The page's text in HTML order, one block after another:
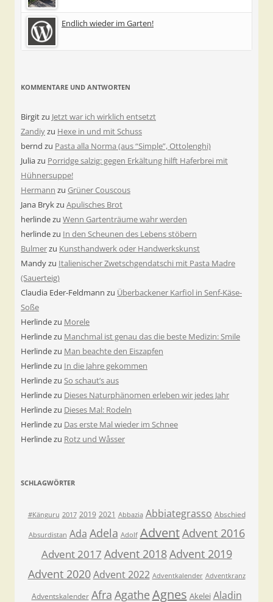
Endlich wieder im Garten!
KOMMENTARE UND ANTWORTEN
Birgitzu Jetzt war ich wirklich entsetzt
Zandiyzu Hexe in und mit Schuss
bernd zu Pasta alla Norma (aus “Simple”, Ottolenghi)
Juliazu Porridge salzig: gegen Erkältung hilft Haferbrei mit
Hühnersuppe!
Hermann zu Grüner Couscous
Jana Brykzu Apulisches Brot
herlindezu Wenn Gartenträume wahr werden
herlindezu In den Scheunen des Lebens stöbern
Bulmerzu Kunsthandwerk oder Handwerkskunst
Mandyzu Italienischer Zwetschgendatschi mit Pasta Madre
(Sauerteig)
Claudia Eder-Feldmann zu Überbackener Karfiol in Senf-Käse-
Soße
Herlindezu Morele
Herlindezu Manchmal ist genau das die beste Medizin: Smile
Herlindezu Man beachte den Eiszapfen
Herlindezu In die Jahre gekommen
Herlindezu So schaut’s aus
Herlindezu Dieses Naturphänomen erleben wir jedes Jahr
Herlindezu Dieses Mal: Rodeln
Herlindezu Das erste Mal wieder im Schnee
Herlindezu Rotz und Wåsser
SCHLAGWÖRTER
#Känguru 2017 2019 2021 Abbazia Abbiategrasso Abschied
Absurdistan Ada Adela Adolf AdventAdvent 2016
Advent 2017 Advent 2018Advent 2019
Advent 2020 Advent 2022 Adventkalender Adventkranz
Adventskalender Afra Agathe Agnes Akelei Aladin